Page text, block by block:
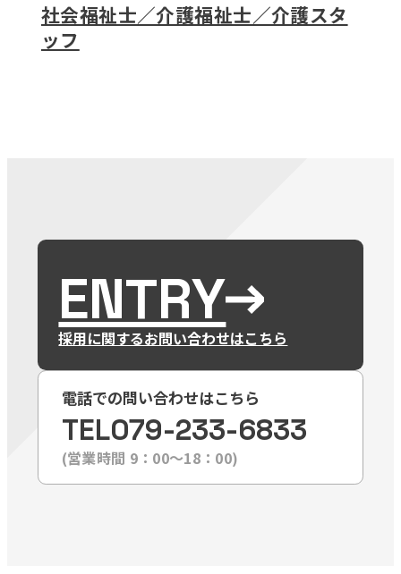
社会福祉士／介護福祉士／介護スタ
ッフ
ENTRY
採用に関するお問い合わせはこちら
電話での問い合わせはこちら
TEL079-233-6833
(営業時間 9：00〜18：00)